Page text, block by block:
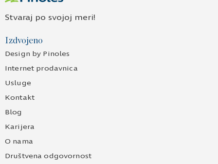
Stvaraj po svojoj meri!
Izdvojeno
Design by Pinoles
Internet prodavnica
Usluge
Kontakt
Blog
Karijera
O nama
Društvena odgovornost